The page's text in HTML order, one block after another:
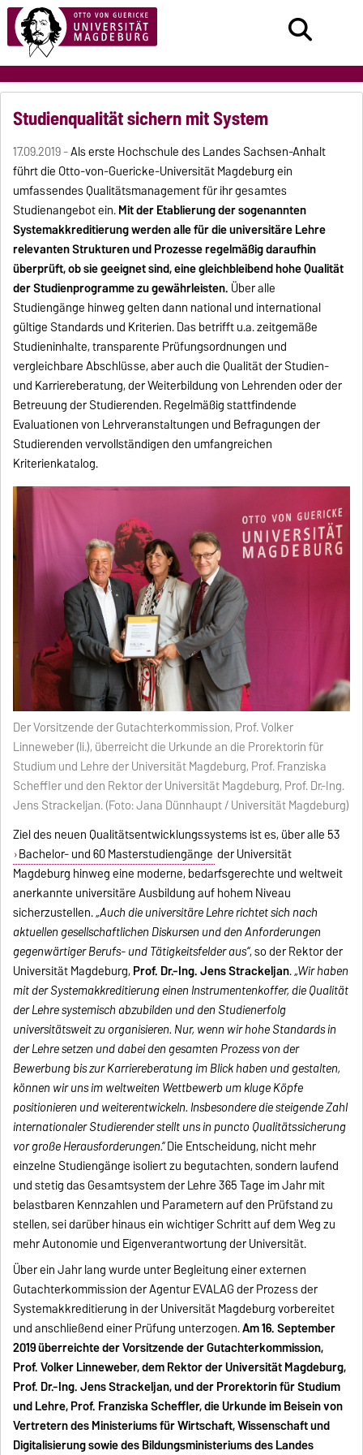
Studienqualität sichern mit System
17.09.2019 -Als erste Hochschule des Landes Sachsen-Anhalt
führt die Otto-von-Guericke-Universität Magdeburg ein
umfassendes Qualitätsmanagement für ihr gesamtes
Studienangebot ein.Mit der Etablierung der sogenannten
Systemakkreditierung werden alle für die universitäre Lehre
relevanten Strukturen und Prozesse regelmäßig daraufhin
überprüft, ob sie geeignet sind, eine gleichbleibend hohe Qualität
der Studienprogramme zu gewährleisten. Über alle
Studiengänge hinweg gelten dann national und international
gültige Standards und Kriterien. Das betrifft u.a. zeitgemäße
Studieninhalte, transparente Prüfungsordnungen und
vergleichbare Abschlüsse, aber auch die Qualität der Studien-
und Karriereberatung, der Weiterbildung von Lehrenden oder der
Betreuung der Studierenden. Regelmäßig stattfindende
Evaluationen von Lehrveranstaltungen und Befragungen der
Studierenden vervollständigen den umfangreichen
Kriterienkatalog.
Der Vorsitzende der Gutachterkommission, Prof. Volker
Linneweber (li.), überreicht die Urkunde an die Prorektorin für
Studium und Lehre der Universität Magdeburg, Prof. Franziska
Scheffler und den Rektor der Universität Magdeburg, Prof. Dr.-Ing.
Jens Strackeljan. (Foto: Jana Dünnhaupt / Universität Magdeburg)
Ziel des neuen Qualitätsentwicklungssystems ist es, über alle 53
Bachelor- und 60 Masterstudiengänge der Universität
Magdeburg hinweg eine moderne, bedarfsgerechte und weltweit
anerkannte universitäre Ausbildung auf hohem Niveau
sicherzustellen.„Auch die universitäre Lehre richtet sich nach
aktuellen gesellschaftlichen Diskursen und den Anforderungen
gegenwärtiger Berufs- und Tätigkeitsfelder aus“, so der Rektor der
Universität Magdeburg, Prof. Dr.-Ing. Jens Strackeljan.„Wir haben
mit der Systemakkreditierung einen Instrumentenkoffer, die Qualität
der Lehre systemisch abzubilden und den Studienerfolg
universitätsweit zu organisieren. Nur, wenn wir hohe Standards in
der Lehre setzen und dabei den gesamten Prozess von der
Bewerbung bis zur Karriereberatung im Blick haben und gestalten,
können wir uns im weltweiten Wettbewerb um kluge Köpfe
positionieren und weiterentwickeln. Insbesondere die steigende Zahl
internationaler Studierender stellt uns in puncto Qualitätssicherung
vor große Herausforderungen.“Die Entscheidung, nicht mehr
einzelne Studiengänge isoliert zu begutachten, sondern laufend
und stetig das Gesamtsystem der Lehre 365 Tage im Jahr mit
belastbaren Kennzahlen und Parametern auf den Prüfstand zu
stellen, sei darüber hinaus ein wichtiger Schritt auf dem Weg zu
mehr Autonomie und Eigenverantwortung der Universität.
Über ein Jahr lang wurde unter Begleitung einer externen
Gutachterkommission der Agentur EVALAG der Prozess der
Systemakkreditierung in der Universität Magdeburg vorbereitet
und anschließend einer Prüfung unterzogen.Am 16. September
2019 überreichte der Vorsitzende der Gutachterkommission,
Prof. Volker Linneweber, dem Rektor der Universität Magdeburg,
Prof. Dr.-Ing. Jens Strackeljan, und der Prorektorin für Studium
und Lehre, Prof. Franziska Scheffler, die Urkunde im Beisein von
Vertretern des Ministeriums für Wirtschaft, Wissenschaft und
Digitalisierung sowie des Bildungsministeriums des Landes